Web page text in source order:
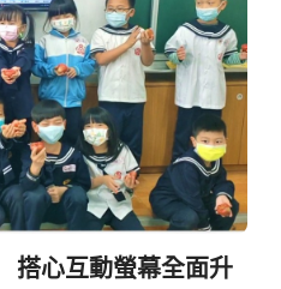
心互動螢幕全面升